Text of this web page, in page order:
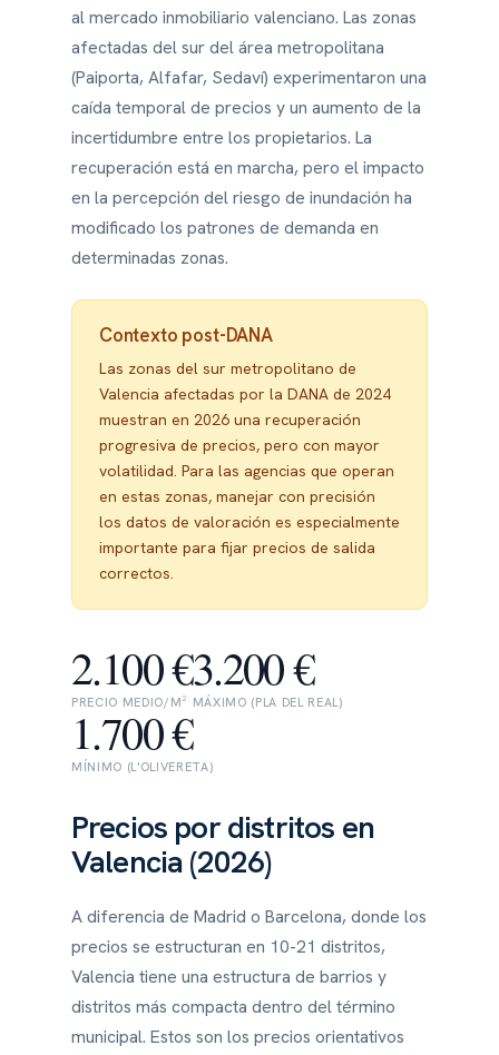
al mercado inmobiliario valenciano. Las zonas
afectadas del sur del área metropolitana
(Paiporta, Alfafar, Sedaví) experimentaron una
caída temporal de precios y un aumento de la
incertidumbre entre los propietarios. La
recuperación está en marcha, pero el impacto
en la percepción del riesgo de inundación ha
modificado los patrones de demanda en
determinadas zonas.
Contexto post-DANA
Las zonas del sur metropolitano de
Valencia afectadas por la DANA de 2024
muestran en 2026 una recuperación
progresiva de precios, pero con mayor
volatilidad. Para las agencias que operan
en estas zonas, manejar con precisión
los datos de valoración es especialmente
importante para fijar precios de salida
correctos.
2.100 €
PRECIO MEDIO/M²
3.200 €
MÁXIMO (PLA DEL REAL)
1.700 €
MÍNIMO (L'OLIVERETA)
Precios por distritos en
Valencia (2026)
A diferencia de Madrid o Barcelona, donde los
precios se estructuran en 10-21 distritos,
Valencia tiene una estructura de barrios y
distritos más compacta dentro del término
municipal. Estos son los precios orientativos